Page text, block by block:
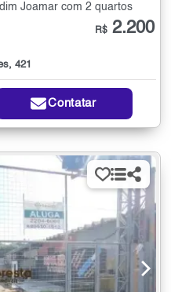
Joamar com 2 quartos
421
R$ 2.200
Contatar